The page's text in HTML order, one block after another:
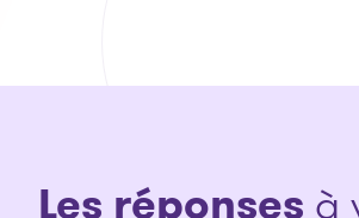
Les réponses à